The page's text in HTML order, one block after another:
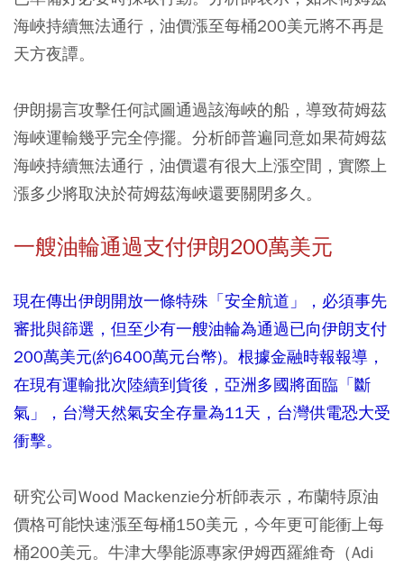
海峽持續無法通行，油價漲至每桶200美元將不再是
天方夜譚。
伊朗揚言攻擊任何試圖通過該海峽的船，導致荷姆茲
海峽運輸幾乎完全停擺。分析師普遍同意如果荷姆茲
海峽持續無法通行，油價還有很大上漲空間，實際上
漲多少將取決於荷姆茲海峽還要關閉多久。
一艘油輪通過支付伊朗200萬美元
現在傳出伊朗開放一條特殊「安全航道」，必須事先
審批與篩選，但至少有一艘油輪為通過已向伊朗支付
200萬美元(約6400萬元台幣)。根據金融時報報導，
在現有運輸批次陸續到貨後，亞洲多國將面臨「斷
氣」，台灣天然氣安全存量為11天，台灣供電恐大受
衝擊。
研究公司Wood Mackenzie分析師表示，布蘭特原油
價格可能快速漲至每桶150美元，今年更可能衝上每
桶200美元。牛津大學能源專家伊姆西羅維奇（Adi